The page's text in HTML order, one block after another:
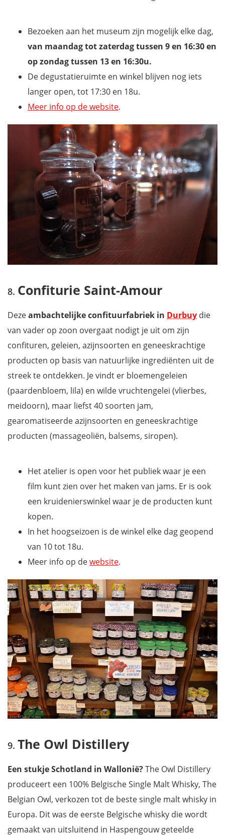
Bezoeken aan het museum zijn mogelijk elke dag,
van maandag tot zaterdag tussen 9 en 16:30 en
op zondag tussen 13 en 16:30u.
De degustatieruimte en winkel blijven nog iets
langer open, tot 17:30 en 18u.
Meer info op de website.
Confiturie Saint-Amour
Dezeambachtelijke confituurfabriek in Durbuy die
van vader op zoon overgaat nodigt je uit om zijn
confituren, geleien, azijnsoorten en geneeskrachtige
producten op basis van natuurlijke ingrediënten uit de
streek te ontdekken. Je vindt er bloemengeleien
(paardenbloem, lila) en wilde vruchtengelei (vlierbes,
meidoorn), maar liefst 40 soorten jam,
gearomatiseerde azijnsoorten en geneeskrachtige
producten (massageoliën, balsems, siropen).
Het atelier is open voor het publiek waar je een
film kunt zien over het maken van jams. Er is ook
een kruidenierswinkel waar je de producten kunt
kopen.
In het hoogseizoen is de winkel elke dag geopend
van 10 tot 18u.
Meer info op dewebsite.
The Owl Distillery
Een stukje Schotland in Wallonië?The Owl Distillery
produceert een 100% Belgische Single Malt Whisky, The
Belgian Owl, verkozen tot de beste single malt whisky in
Europa. Dit was de eerste Belgische whisky die wordt
gemaakt van uitsluitend in Haspengouw geteelde